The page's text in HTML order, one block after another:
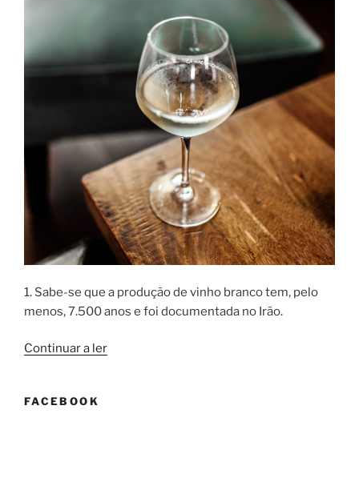
1. Sabe-se que a produção de vinho branco tem, pelo
menos, 7.500 anos e foi documentada no Irão.
Continuar a ler“15
FACEBOOK